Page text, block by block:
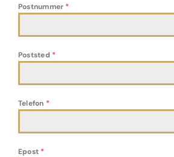
Postnummer *
Poststed *
Telefon *
Epost *